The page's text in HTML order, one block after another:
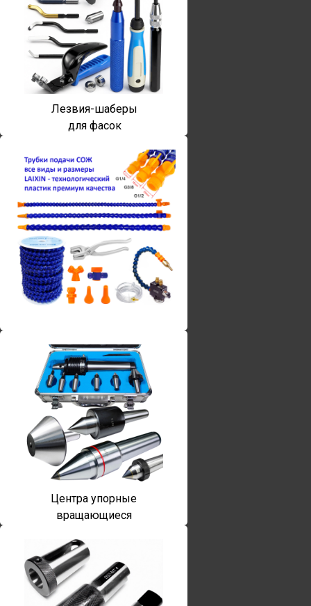
Лезвия-шаберы
для фасок
Винты torx
Центра упорные
вращающиеся